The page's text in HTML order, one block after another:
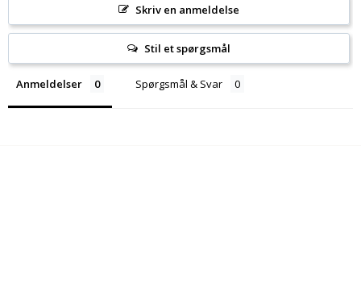
Skriv en anmeldelse
Stil et spørgsmål
Anmeldelser Spørgsmål & Svar